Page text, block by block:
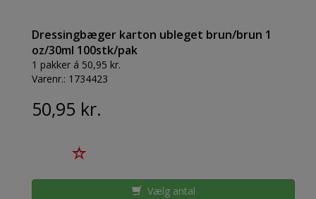
Dressingbæger karton ubleget brun/brun 1
oz/30ml 100stk/pak
1 pakker á 50,95 kr.
Varenr.: 1734423
50,95 kr.
Vælg antal